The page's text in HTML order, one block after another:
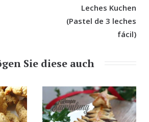
Leches Kuchen
(Pastel de 3 leches
fácil)
Sie diese auch